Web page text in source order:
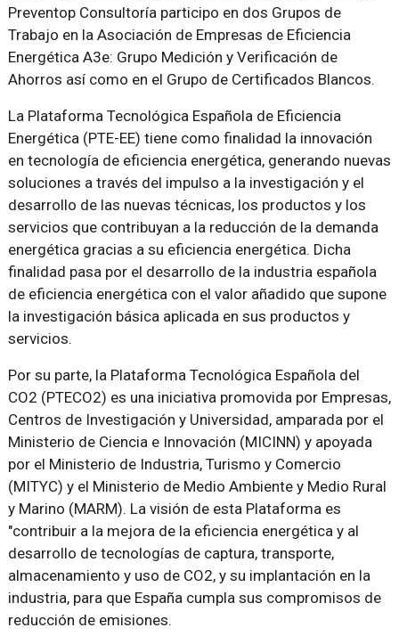
Preventop Consultoría participo en dos Grupos de
Trabajo en la Asociación de Empresas de Eficiencia
Energética A3e: Grupo Medición y Verificación de
Ahorros así como en el Grupo de Certificados Blancos.
La Plataforma Tecnológica Española de Eficiencia
Energética (PTE-EE) tiene como finalidad la innovación
en tecnología de eficiencia energética, generando nuevas
soluciones a través del impulso a la investigación y el
desarrollo de las nuevas técnicas, los productos y los
servicios que contribuyan a la reducción de la demanda
energética gracias a su eficiencia energética. Dicha
finalidad pasa por el desarrollo de la industria española
de eficiencia energética con el valor añadido que supone
la investigación básica aplicada en sus productos y
servicios.
Por su parte, la Plataforma Tecnológica Española del
CO2 (PTECO2) es una iniciativa promovida por Empresas,
Centros de Investigación y Universidad, amparada por el
Ministerio de Ciencia e Innovación (MICINN) y apoyada
por el Ministerio de Industria, Turismo y Comercio
(MITYC) y el Ministerio de Medio Ambiente y Medio Rural
y Marino (MARM). La visión de esta Plataforma es
"contribuir a la mejora de la eficiencia energética y al
desarrollo de tecnologías de captura, transporte,
almacenamiento y uso de CO2, y su implantación en la
industria, para que España cumpla sus compromisos de
reducción de emisiones.